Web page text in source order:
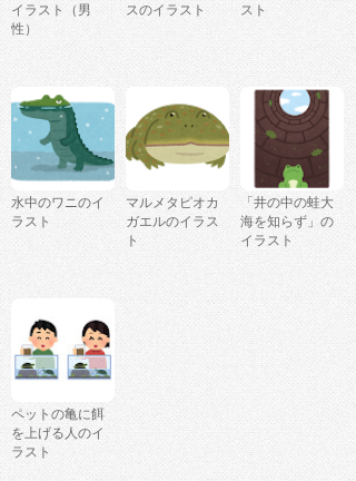
イラスト（男
性）
スのイラスト
スト
水中のワニのイ
ラスト
マルメタピオカ
ガエルのイラス
ト
「井の中の蛙大
海を知らず」の
イラスト
ペットの亀に餌
を上げる人のイ
ラスト